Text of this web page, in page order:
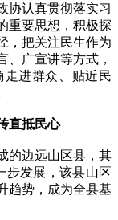
协认真贯彻落实习
重要思想，积极探
，把关注民生作为
、广宣讲等方式，
进群众、贴近民
直抵民心
边远山区县，其
步发展，该县山区
趋势，成为全县基